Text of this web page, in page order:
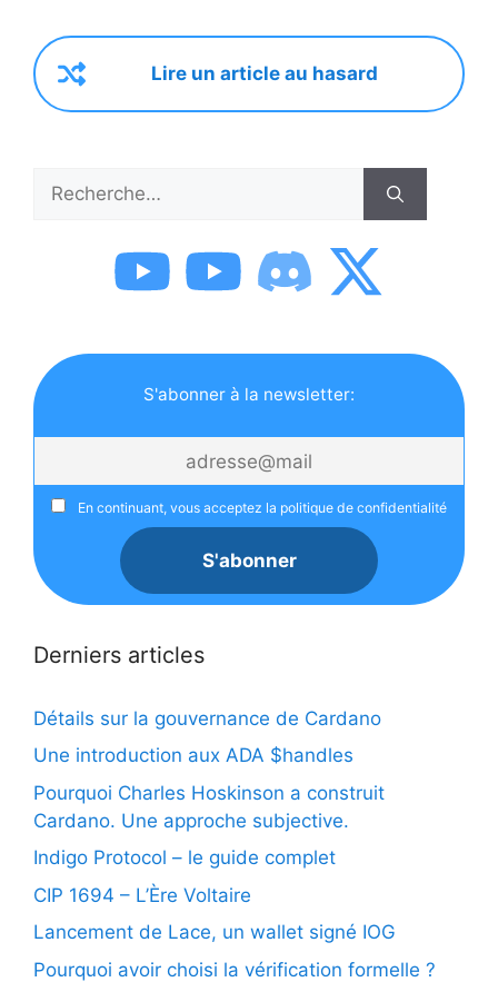
Lire un article au hasard
Rechercher :
S'abonner à la newsletter:
En continuant, vous acceptez la politique de confidentialité
Derniers articles
Détails sur la gouvernance de Cardano
Une introduction aux ADA $handles
Pourquoi Charles Hoskinson a construit
Cardano. Une approche subjective.
Indigo Protocol – le guide complet
CIP 1694 – L’Ère Voltaire
Lancement de Lace, un wallet signé IOG
Pourquoi avoir choisi la vérification formelle ?